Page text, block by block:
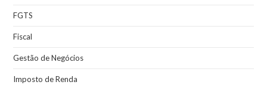
FGTS
Fiscal
Gestão de Negócios
Imposto de Renda